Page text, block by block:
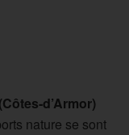
d’Armor)
nature se sont